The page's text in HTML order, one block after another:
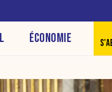
ÉCONOMIE